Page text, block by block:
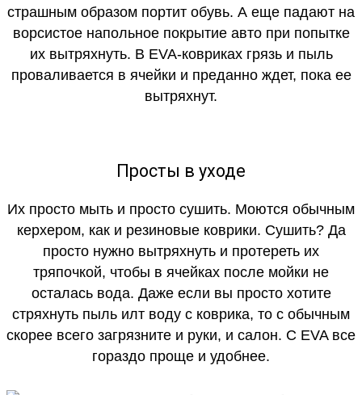
страшным образом портит обувь. А еще падают на
ворсистое напольное покрытие авто при попытке
их вытряхнуть. В EVA-ковриках грязь и пыль
проваливается в ячейки и преданно ждет, пока ее
вытряхнут.
Просты в уходе
Их просто мыть и просто сушить. Моются обычным
керхером, как и резиновые коврики. Сушить? Да
просто нужно вытряхнуть и протереть их
тряпочкой, чтобы в ячейках после мойки не
осталась вода. Даже если вы просто хотите
стряхнуть пыль илт воду с коврика, то с обычным
скорее всего загрязните и руки, и салон. С EVA все
гораздо проще и удобнее.